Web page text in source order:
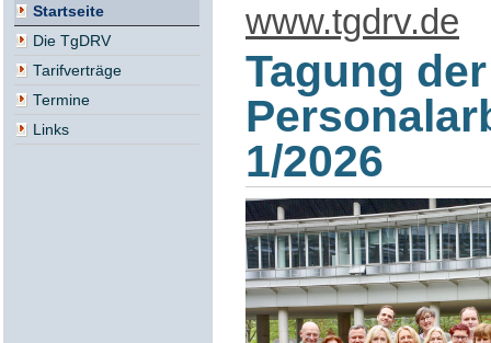
Startseite
Die TgDRV
Tarifverträge
Termine
Links
www.tgdrv.de
Tagung der
1/2026